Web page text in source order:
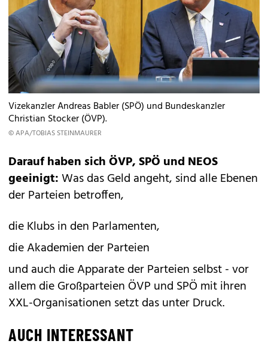
Vizekanzler Andreas Babler (SPÖ) und Bundeskanzler
Christian Stocker (ÖVP).
© APA/TOBIAS STEINMAURER
Darauf haben sich ÖVP, SPÖ und NEOS
geeinigt:Was das Geld angeht, sind alle Ebenen
der Parteien betroffen,
die Klubs in den Parlamenten,
die Akademien der Parteien
und auch die Apparate der Parteien selbst - vor
allem die Großparteien ÖVP und SPÖ mit ihren
XXL-Organisationen setzt das unter Druck.
AUCH INTERESSANT